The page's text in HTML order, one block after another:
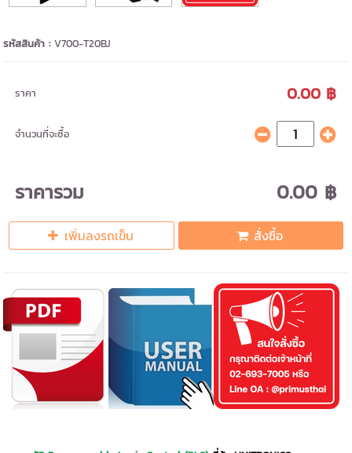
รหัสสินค้า :V700-T20BJ
ราคา 0.00 ฿
จำนวนที่จะซื้อ
ราคารวม 0.00 ฿
เพิ่มลงรถเข็น สั่งซื้อ